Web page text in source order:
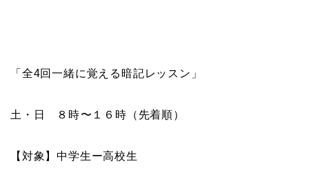
「全4回一緒に覚える暗記レッスン」
土・日 ８時〜１６時（先着順）
【対象】中学生ー高校生